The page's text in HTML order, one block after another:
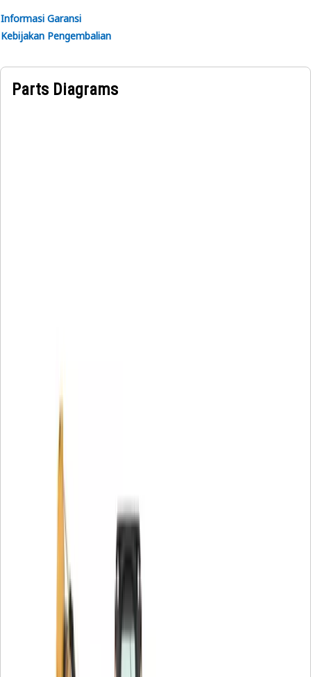
Informasi Garansi
Kebijakan Pengembalian
Parts Diagrams